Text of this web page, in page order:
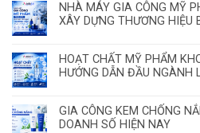
NHÀ MÁY GIA CÔNG MỸ
XÂY DỰNG THƯƠNG HIỆU
HOẠT CHẤT MỸ PHẨM
HƯỚNG DẪN ĐẦU NGÀNH
GIA CÔNG KEM CHỐNG
DOANH SỐ HIỆN NAY